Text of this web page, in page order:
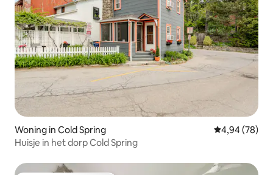
Woning in Cold Spring Gemiddelde
4,94 (78)
Huisje in het dorp Cold Spring